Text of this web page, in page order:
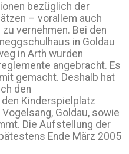
bezüglich der
– vorallem auch
vernehmen. Bei den
in Goldau
in Arth wurden
angebracht. Es
gemacht. Deshalb hat
den
Kinderspielplatz
Goldau, sowie
Die Aufstellung der
Ende März 2005